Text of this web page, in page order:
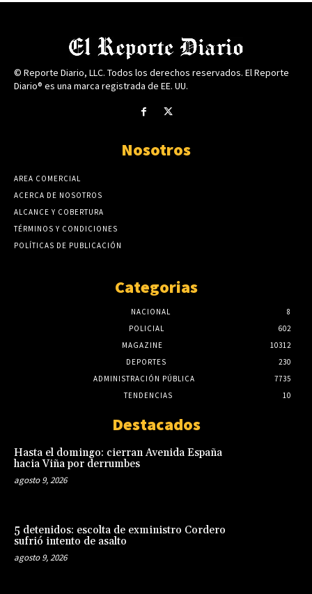
© Reporte Diario, LLC. Todos los derechos reservados. El Reporte
Diario® es una marca registrada de EE. UU.
Nosotros
AREA COMERCIAL
ACERCA DE NOSOTROS
ALCANCE Y COBERTURA
TÉRMINOS Y CONDICIONES
POLÍTICAS DE PUBLICACIÓN
Categorias
NACIONAL
8
POLICIAL
602
MAGAZINE
10312
DEPORTES
230
ADMINISTRACIÓN PÚBLICA
7735
TENDENCIAS
10
Destacados
Hasta el domingo: cierran Avenida España
hacia Viña por derrumbes
agosto 9, 2026
5 detenidos: escolta de exministro Cordero
sufrió intento de asalto
agosto 9, 2026